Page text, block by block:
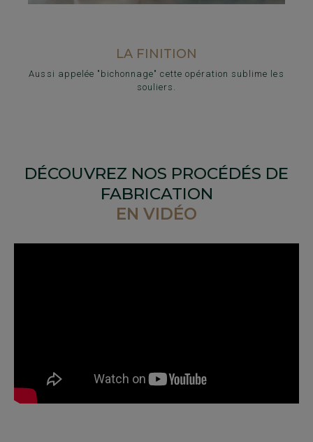
LA FINITION
Aussi appelée "bichonnage" cette opération sublime les
souliers.
DÉCOUVREZ NOS PROCÉDÉS DE
FABRICATION
EN VIDÉO